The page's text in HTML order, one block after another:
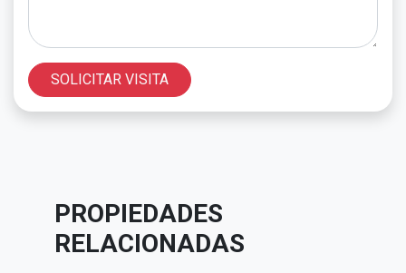
SOLICITAR VISITA
PROPIEDADES
RELACIONADAS